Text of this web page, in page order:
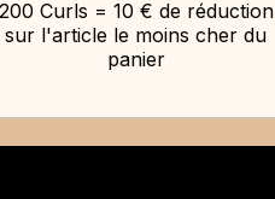
Curls = 10 € de réduction
sur l'article le moins cher du
panier